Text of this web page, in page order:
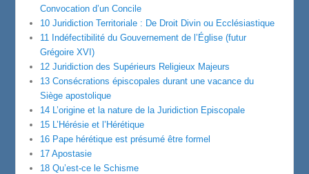
Convocation d’un Concile
10 Juridiction Territoriale : De Droit Divin ou Ecclésiastique
11 Indéfectibilité du Gouvernement de l’Église (futur
Grégoire XVI)
12 Juridiction des Supérieurs Religieux Majeurs
13 Consécrations épiscopales durant une vacance du
Siège apostolique
14 L’origine et la nature de la Juridiction Episcopale
15 L’Hérésie et l’Hérétique
16 Pape hérétique est présumé être formel
17 Apostasie
18 Qu’est-ce le Schisme